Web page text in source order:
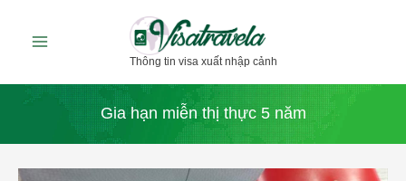
dung
Thông tin visa xuất nhập cảnh
Gia hạn miễn thị thực 5 năm